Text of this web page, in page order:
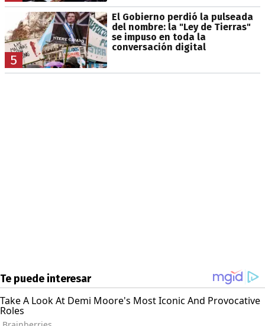
5
El Gobierno perdió la pulseada
del nombre: la "Ley de Tierras"
se impuso en toda la
conversación digital